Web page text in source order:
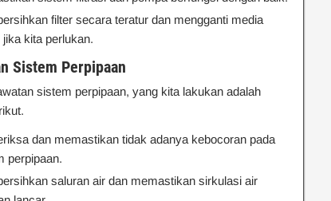
filter secara teratur dan mengganti media
jika kita perlukan.
Sistem Perpipaan
sistem perpipaan, yang kita lakukan adalah
dan memastikan tidak adanya kebocoran pada
perpipaan.
saluran air dan memastikan sirkulasi air